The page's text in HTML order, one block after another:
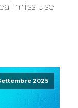
miss use
2025